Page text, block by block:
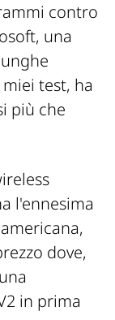
contro
una
test, ha
più che
l'ennesima
dove,
in prima